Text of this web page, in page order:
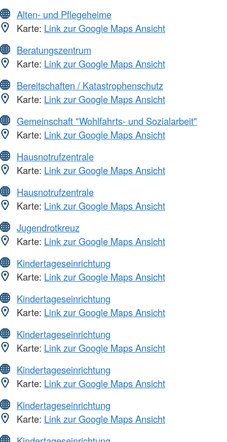
Alten- und Pflegeheime
Karte: Link zur Google Maps Ansicht
Beratungszentrum
Karte: Link zur Google Maps Ansicht
Bereitschaften / Katastrophenschutz
Karte: Link zur Google Maps Ansicht
Gemeinschaft "Wohlfahrts- und Sozialarbeit"
Karte: Link zur Google Maps Ansicht
Hausnotrufzentrale
Karte: Link zur Google Maps Ansicht
Hausnotrufzentrale
Karte: Link zur Google Maps Ansicht
Jugendrotkreuz
Karte: Link zur Google Maps Ansicht
Kindertageseinrichtung
Karte: Link zur Google Maps Ansicht
Kindertageseinrichtung
Karte: Link zur Google Maps Ansicht
Kindertageseinrichtung
Karte: Link zur Google Maps Ansicht
Kindertageseinrichtung
Karte: Link zur Google Maps Ansicht
Kindertageseinrichtung
Karte: Link zur Google Maps Ansicht